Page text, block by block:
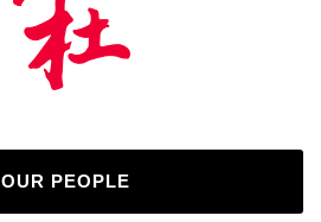
OUR PEOPLE